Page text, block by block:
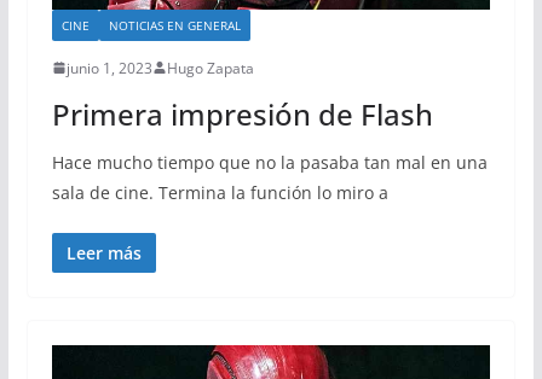
CINE NOTICIAS EN GENERAL
junio 1, 2023 Hugo Zapata
Primera impresión de Flash
Hace mucho tiempo que no la pasaba tan mal en una
sala de cine. Termina la función lo miro a
Leer más